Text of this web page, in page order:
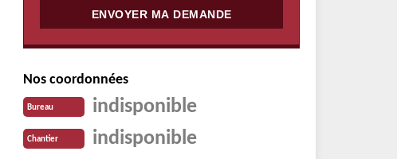
Nos coordonnées
Bureau indisponible
Chantier indisponible